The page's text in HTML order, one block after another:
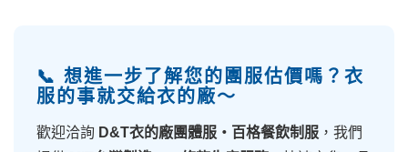
📞 想進一步了解您的團服估價嗎？衣
服的事就交給衣的廠～
歡迎洽詢 D&T衣的廠團體服・百格餐飲制服 ，我們